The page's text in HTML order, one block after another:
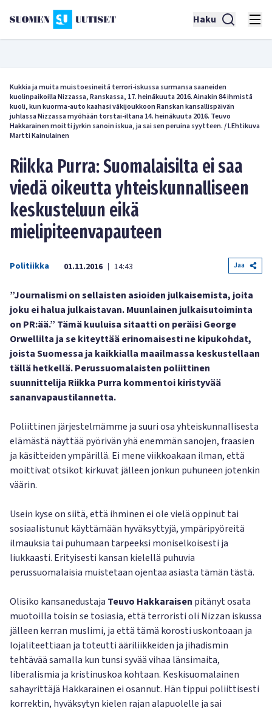
Haku
Kukkia ja muita muistoesineitä terrori-iskussa surmansa saaneiden
kuolinpaikoilla Nizzassa, Ranskassa, 17. heinäkuuta 2016. Ainakin 84 ihmistä
kuoli, kun kuorma-auto kaahasi väkijoukkoon Ranskan kansallispäivän
juhlassa Nizzassa myöhään torstai-iltana 14. heinäkuuta 2016. Teuvo
Hakkarainen moitti jyrkin sanoin iskua, ja sai sen peruina syytteen./LEhtikuva
Martti Kainulainen
Riikka Purra: Suomalaisilta ei saa
viedä oikeutta yhteiskunnalliseen
keskusteluun eikä
mielipiteenvapauteen
Politiikka 01.11.2016 | 14:43 Jaa
”Journalismi on sellaisten asioiden julkaisemista, joita
joku ei halua julkaistavan. Muunlainen julkaisutoiminta
on PR:ää.” Tämä kuuluisa sitaatti on peräisi George
Orwellilta ja se kiteyttää erinomaisesti ne kipukohdat,
joista Suomessa ja kaikkialla maailmassa keskustellaan
tällä hetkellä. Perussuomalaisten poliittinen
suunnittelija Riikka Purra kommentoi kiristyvää
sananvapaustilannetta.
Poliittinen järjestelmämme ja suuri osa yhteiskunnallisesta
elämästä näyttää pyörivän yhä enemmän sanojen, fraasien
ja käsitteiden ympärillä. Ei mene viikkoakaan ilman, että
moittivat otsikot kirkuvat jälleen jonkun puhuneen jotenkin
väärin.
Usein kyse on siitä, että ihminen ei ole vielä oppinut tai
sosiaalistunut käyttämään hyväksyttyjä, ympäripyöreitä
ilmauksia tai puhumaan tarpeeksi moniselkoisesti ja
liukkaasti. Erityisesti kansan kielellä puhuvia
perussuomalaisia muistetaan ojentaa asiasta tämän tästä.
Olisiko kansanedustaja Teuvo Hakkaraisen pitänyt osata
muotoilla toisin se tosiasia, että terroristi oli Nizzan iskussa
jälleen kerran muslimi, ja että tämä korosti uskontoaan ja
lojaliteettiaan ja toteutti ääriliikkeiden ja jihadismin
tehtävää samalla kun tunsi syvää vihaa länsimaita,
liberalismia ja kristinuskoa kohtaan. Keskisuomalainen
sahayrittäjä Hakkarainen ei osannut. Hän tippui poliittisesti
korrektin, hyväksytyn kielen rajan alapuolelle ja sai